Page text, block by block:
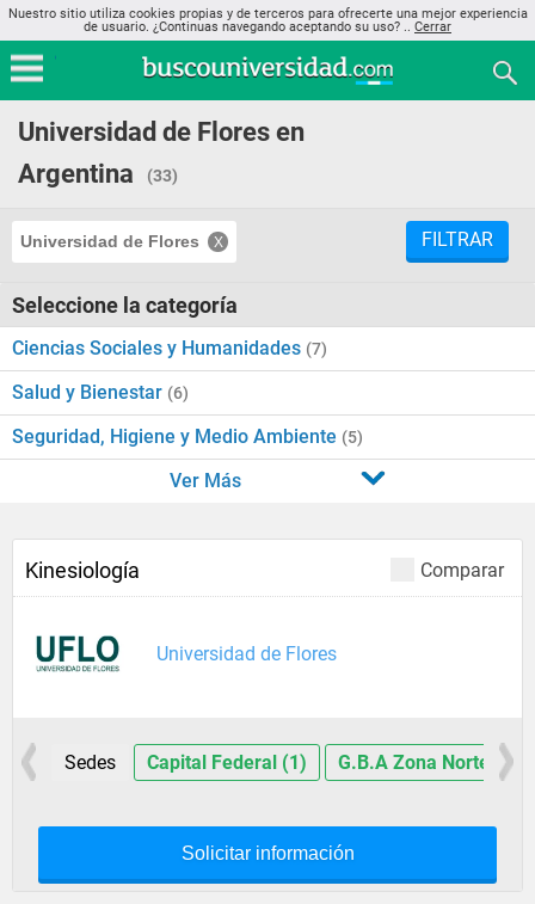
Nuestro sitio utiliza cookies propias y de terceros para ofrecerte una mejor experiencia
de usuario. ¿Continuas navegando aceptando su uso? .. Cerrar
Universidad de Flores en
Argentina
(33)
Universidad de Flores FILTRAR
Seleccione la categoría
Ciencias Sociales y Humanidades (7)
Salud y Bienestar (6)
Seguridad, Higiene y Medio Ambiente (5)
Ver Más
Comparar
Kinesiología
Universidad de Flores
Sedes Capital Federal (1) G.B.A Zona Norte (1)
Solicitar información